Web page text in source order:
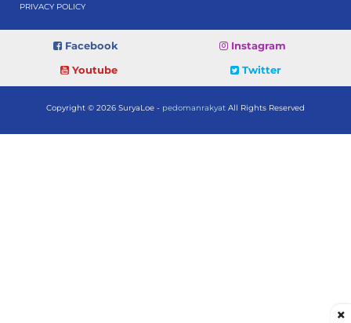
PRIVACY POLICY
Facebook
Instagram
Youtube
Twitter
Copyright © 2026 SuryaLoe - pedomanrakyat All Rights Reserved
×